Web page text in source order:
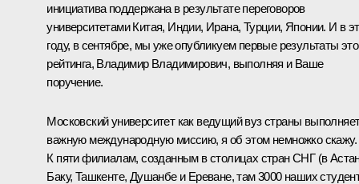
инициатива поддержана в результате переговоров
университетами Китая, Индии, Ирана, Турции, Японии. И в
году, в сентябре, мы уже опубликуем первые результаты
рейтинга, Владимир Владимирович, выполняя и Ваше
поручение.
Московский университет как ведущий вуз страны
важную международную миссию, я об этом немножко скажу.
К пяти филиалам, созданным в столицах стран СНГ (в
Баку, Ташкенте, Душанбе и Ереване, там 3000 наших